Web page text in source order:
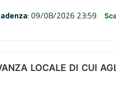
: 09/08/2026 23:59
LOCALE DI CUI